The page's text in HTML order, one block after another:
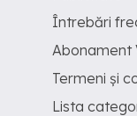
Întrebări
Abonament
Termeni și
Lista